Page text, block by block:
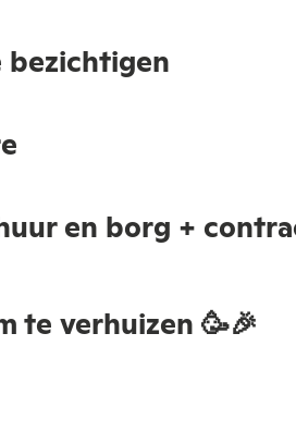
en borg +
te verhuizen 🥳🎉